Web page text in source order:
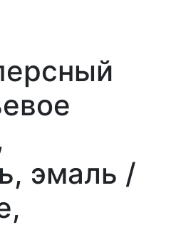
эмаль /